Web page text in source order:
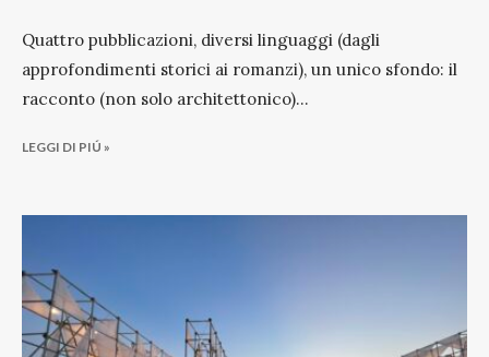
Quattro pubblicazioni, diversi linguaggi (dagli
approfondimenti storici ai romanzi), un unico sfondo: il
racconto (non solo architettonico)...
LEGGI DI PIÚ »